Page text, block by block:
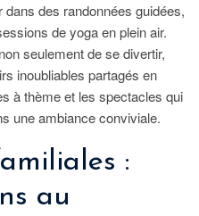
dans des randonnées guidées,
de yoga en plein air.
seulement de se divertir,
inoubliables partagés en
à thème et les spectacles qui
une ambiance conviviale.
:
au